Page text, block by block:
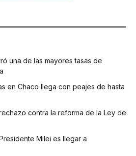
una de las mayores tasas de
en Chaco llega con peajes de hasta
contra la reforma de la Ley de
Milei es llegar a